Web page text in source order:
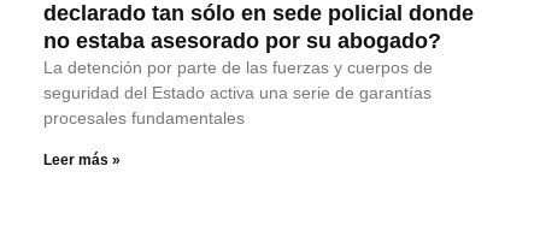
declarado tan sólo en sede policial donde
no estaba asesorado por su abogado?
La detención por parte de las fuerzas y cuerpos de
seguridad del Estado activa una serie de garantías
procesales fundamentales
Leer más »